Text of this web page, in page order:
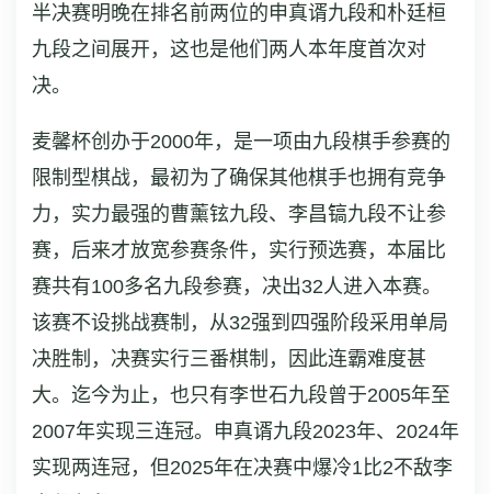
半决赛明晚在排名前两位的申真谞九段和朴廷桓
九段之间展开，这也是他们两人本年度首次对
决。
麦馨杯创办于2000年，是一项由九段棋手参赛的
限制型棋战，最初为了确保其他棋手也拥有竞争
力，实力最强的曹薰铉九段、李昌镐九段不让参
赛，后来才放宽参赛条件，实行预选赛，本届比
赛共有100多名九段参赛，决出32人进入本赛。
该赛不设挑战赛制，从32强到四强阶段采用单局
决胜制，决赛实行三番棋制，因此连霸难度甚
大。迄今为止，也只有李世石九段曾于2005年至
2007年实现三连冠。申真谞九段2023年、2024年
实现两连冠，但2025年在决赛中爆冷1比2不敌李